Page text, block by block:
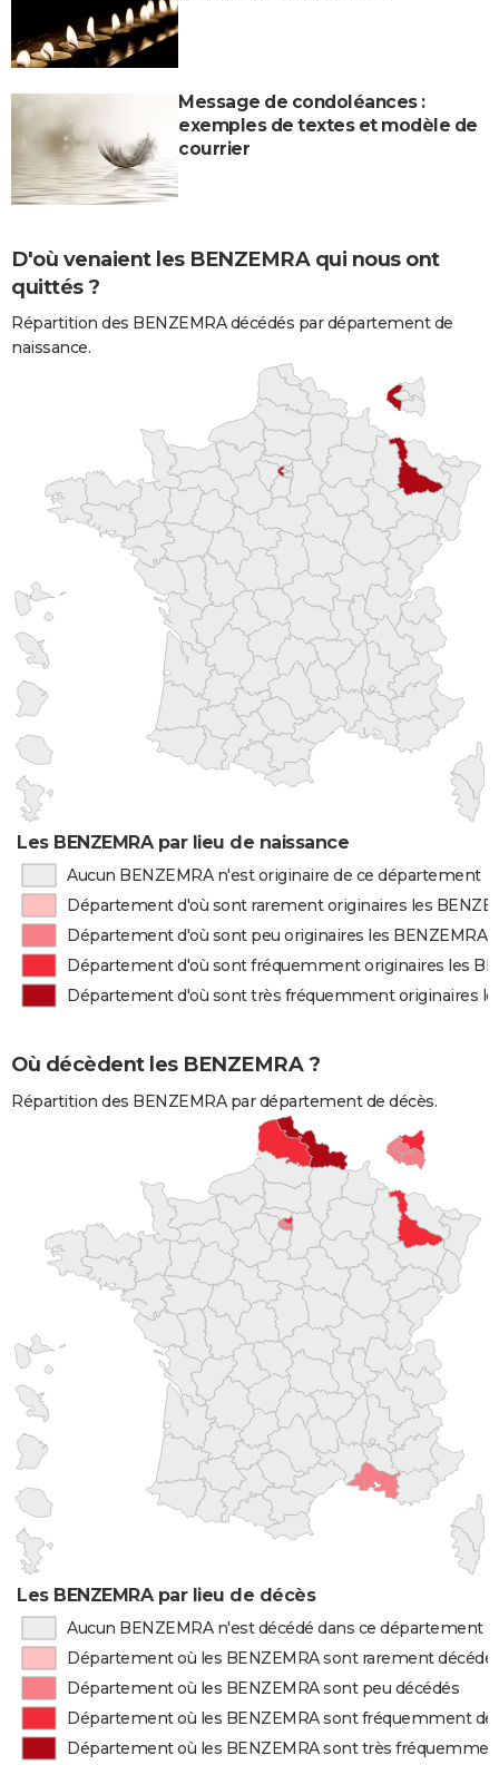
Message de condoléances :
exemples de textes et modèle de
courrier
D'où venaient les BENZEMRA qui nous ont
quittés ?
Répartition des BENZEMRA décédés par département de
naissance.
Les BENZEMRA par lieu de naissance
Aucun BENZEMRA n'est originaire de ce département
Département d'où sont rarement originaires les
Département d'où sont peu originaires les BENZEMRA
Département d'où sont fréquemment originaires les
Département d'où sont très fréquemment originaires
Où décèdent les BENZEMRA ?
Répartition des BENZEMRA par département de décès.
Les BENZEMRA par lieu de décès
Aucun BENZEMRA n'est décédé dans ce département
Département où les BENZEMRA sont rarement
Département où les BENZEMRA sont peu décédés
Département où les BENZEMRA sont fréquemment
Département où les BENZEMRA sont très